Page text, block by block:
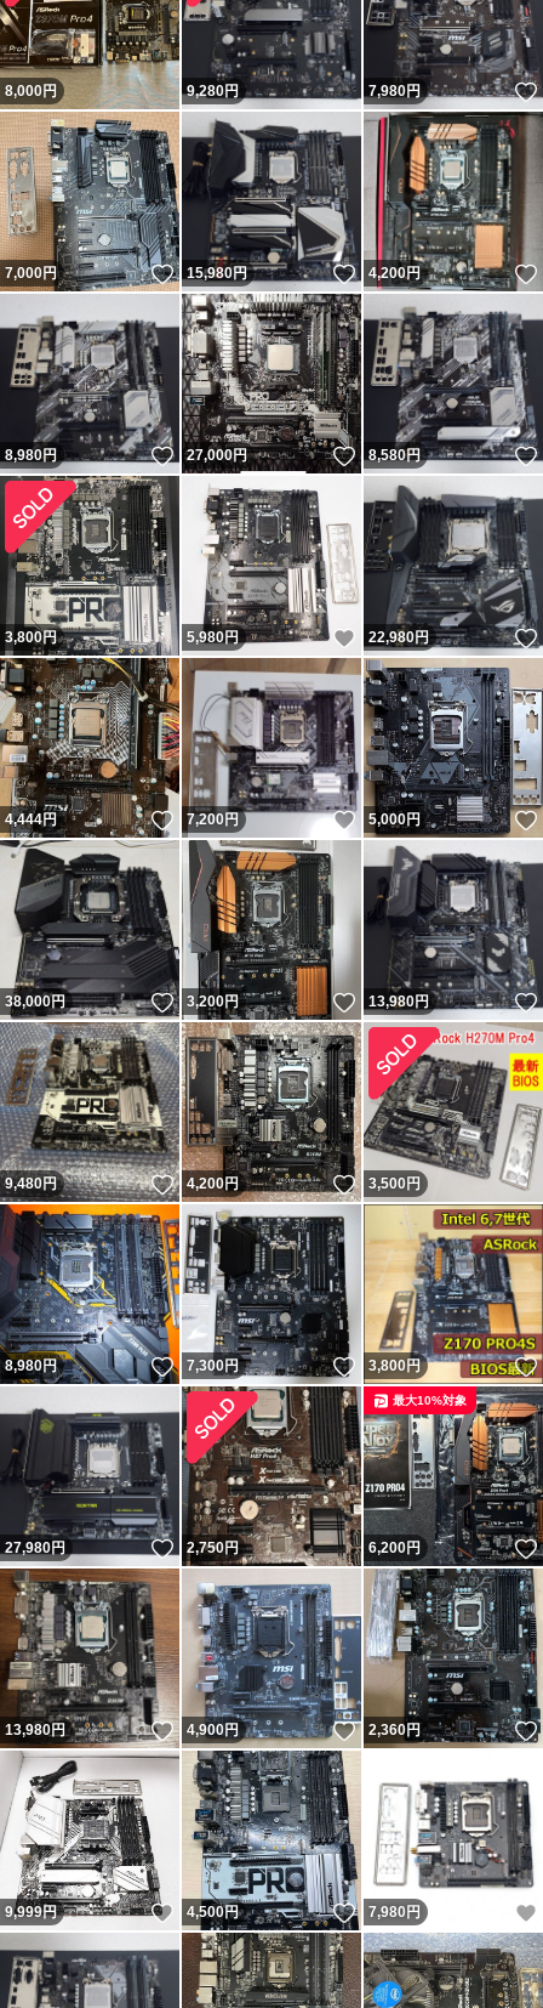
8,000円 9,280円 7,980円
7,000円 いいね！
15,980円 いいね！
4,200円
8,980円 いいね！
27,000円 いいね！
8,580円
3,800円 5,980円 いいね！
22,980円
4,444円 いいね！
7,200円 いいね！
5,000円
38,000円 いいね！
3,200円 いいね！
13,980円
9,480円 いいね！
4,200円 いいね！
3,500円
8,980円 いいね！
7,300円 いいね！
3,800円
27,980円 いいね！
2,750円 6,200円
最大10%対象
13,980円 いいね！
4,900円 いいね！
2,360円
9,999円 いいね！
4,500円 いいね！
7,980 円